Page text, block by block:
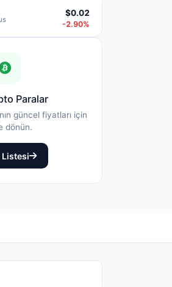
$0.02
-2.90%
Paralar
güncel fiyatları için
dönün.